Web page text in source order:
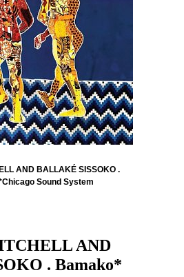
AND BALLAKÉ SISSOKO .
Sound System
AND
. Bamako​*​